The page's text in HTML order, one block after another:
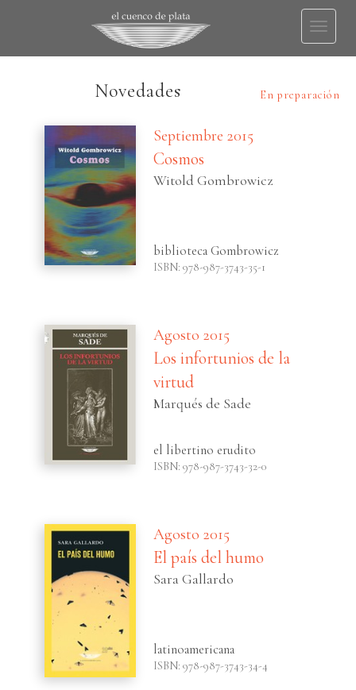
Toggle
Novedades En preparación
Septiembre 2015
Cosmos
Witold Gombrowicz
biblioteca Gombrowicz
ISBN: 978-987-3743-35-1
Agosto 2015
Los infortunios de la
virtud
Marqués de Sade
el libertino erudito
ISBN: 978-987-3743-32-0
Agosto 2015
El país del humo
Sara Gallardo
latinoamericana
ISBN: 978-987-3743-34-4